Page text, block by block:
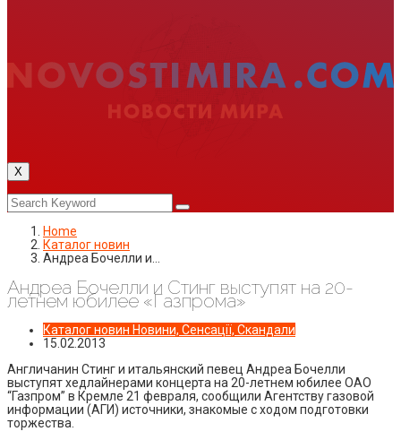
X
Home
Каталог новин
Андреа Бочелли и…
Андреа Бочелли и Стинг выступят на 20-
летнем юбилее «Газпрома»
Каталог новин Новини, Сенсації, Скандали
15.02.2013
Англичанин Стинг и итальянский певец Андреа Бочелли
выступят хедлайнерами концерта на 20-летнем юбилее ОАО
“Газпром” в Кремле 21 февраля, сообщили Агентству газовой
информации (АГИ) источники, знакомые с ходом подготовки
торжества.